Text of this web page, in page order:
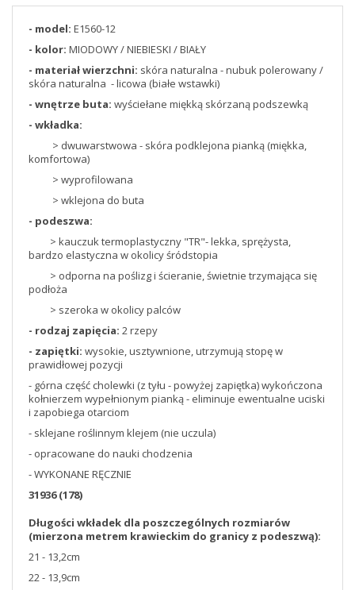
- model: E1560-12
- kolor: MIODOWY / NIEBIESKI / BIAŁY
- materiał wierzchni: skóra naturalna - nubuk polerowany /
skóra naturalna - licowa (białe wstawki)
- wnętrze buta: wyściełane miękką skórzaną podszewką
- wkładka:
> dwuwarstwowa - skóra podklejona pianką (miękka,
komfortowa)
> wyprofilowana
> wklejona do buta
- podeszwa:
> kauczuk termoplastyczny "TR"- lekka, sprężysta,
bardzo elastyczna w okolicy śródstopia
> odporna na poślizg i ścieranie, świetnie trzymająca się
podłoża
> szeroka w okolicy palców
- rodzaj zapięcia: 2 rzepy
- zapiętki: wysokie, usztywnione, utrzymują stopę w
prawidłowej pozycji
- górna część cholewki (z tyłu - powyżej zapiętka) wykończona
kołnierzem wypełnionym pianką - eliminuje ewentualne uciski
i zapobiega otarciom
- sklejane roślinnym klejem (nie uczula)
- opracowane do nauki chodzenia
- WYKONANE RĘCZNIE
31936 (178)
Długości wkładek dla poszczególnych rozmiarów
(mierzona metrem krawieckim do granicy z podeszwą):
21 - 13,2cm
22 - 13,9cm